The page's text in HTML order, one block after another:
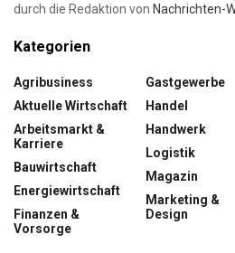
durch die Redaktion von Nachrichten-
Kategorien
Agribusiness
Aktuelle Wirtschaft
Arbeitsmarkt &
Karriere
Bauwirtschaft
Energiewirtschaft
Finanzen &
Vorsorge
Gastgewerbe
Handel
Handwerk
Logistik
Magazin
Marketing &
Design